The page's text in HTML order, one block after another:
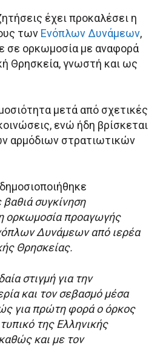
έχει προκαλέσει η
των Ενόπλων Δυνάμεων,
σε ορκωμοσία με αναφορά
Θρησκεία, γνωστή και ως
μετά από σχετικές
ενώ ήδη βρίσκεται
αρμόδιων στρατιωτικών
συγκίνηση
ορκωμοσία προαγωγής
Δυνάμεων από ιερέα
Θρησκείας.
στιγμή για την
και τον σεβασμό μέσα
για πρώτη φορά ο όρκος
της Ελληνικής
και με τον